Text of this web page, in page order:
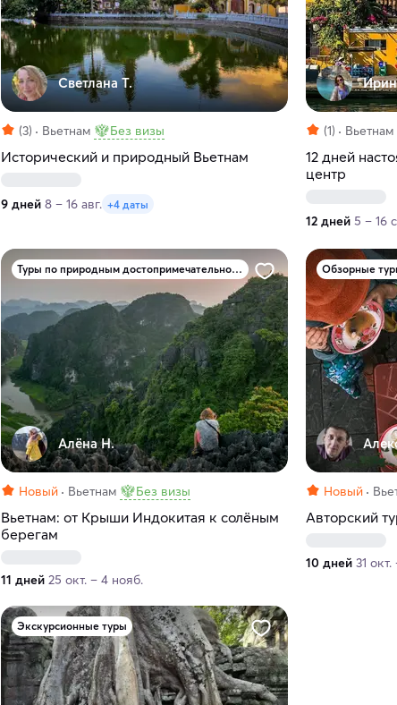
Светлана Т.
(3) Вьетнам Без визы
Исторический и природный Вьетнам
9 дней 8 – 16 авг. +4 даты
(1) Вьетнам
12 дней
центр
12 дней 5 – 16
Туры по природным достопримечательностям
Алёна Н.
Новый Вьетнам Без визы
Вьетнам: от Крыши Индокитая к солёным
берегам
11 дней 25 окт. – 4 нояб.
Обзорные
Новый
Авторский
10 дней 31
Экскурсионные туры